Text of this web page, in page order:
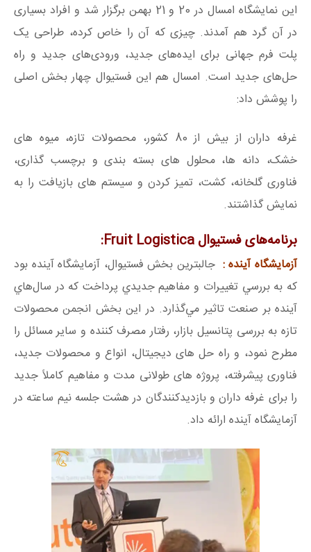
این نمایشگاه امسال در 20 و 21 بهمن برگزار شد و افراد بسیاری
در آن گرد هم آمدند. چیزی که آن را خاص کرده، طراحی یک
پلت فرم جهانی برای ایده‌های جدید، ورودی‌های جدید و راه
حل‌های جدید است. امسال هم این فستیوال چهار بخش اصلی
را پوشش داد:
غرفه داران از بیش از 80 کشور، محصولات تازه، میوه های
خشک، دانه ها، محلول های بسته بندی و برچسب گذاری،
فناوری گلخانه، کشت، تمیز کردن و سیستم های بازیافت را به
نمایش گذاشتند.
برنامه‌های فستیوال Fruit Logistica:
آزمایشگاه آینده : جالبترین بخش فستیوال، آزمايشگاه آينده بود
که به بررسي تغييرات و مفاهيم جديدي پرداخت كه در سال‌هاي
آينده بر صنعت تاثير مي‌گذارد. در این بخش انجمن محصولات
تازه به بررسی پتانسیل بازار، رفتار مصرف کننده و سایر مسائل را
مطرح نمود، و راه حل های دیجیتال، انواع و محصولات جدید،
فناوری پیشرفته، پروژه های طولانی مدت و مفاهیم کاملاً جدید
را برای غرفه داران و بازدیدکنندگان در هشت جلسه نیم ساعته در
آزمایشگاه آینده ارائه داد.